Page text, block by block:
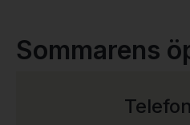
Sommarens